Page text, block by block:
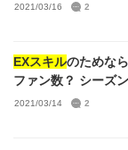
2021/03/16
2
EXスキルのためなら
ファン数？ シーズ
2021/03/14
2